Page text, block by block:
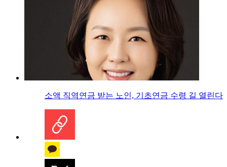
소액 직역연금 받는 노인, 기초연금 수령 길 열린다